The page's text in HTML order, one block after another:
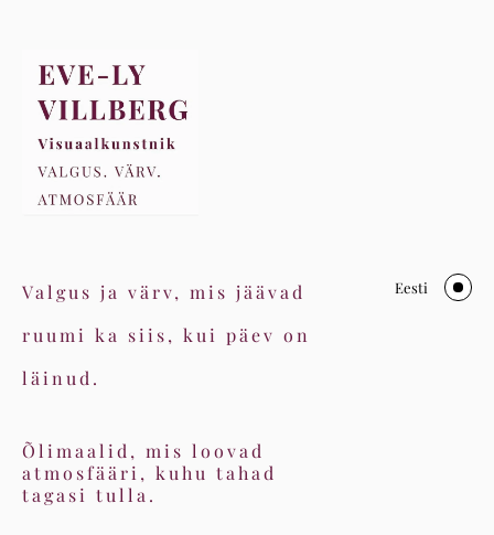
Valgus ja värv, mis jäävad
ruumi ka siis, kui päev on
läinud.
Õlimaalid, mis loovad
atmosfääri, kuhu tahad
tagasi tulla.
Eesti